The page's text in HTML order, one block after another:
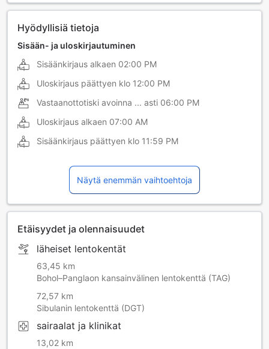
Hyödyllisiä tietoja
Sisään- ja uloskirjautuminen
Sisäänkirjaus alkaen 02:00 PM
Uloskirjaus päättyen klo 12:00 PM
Vastaanottotiski avoinna ... asti 06:00 PM
Uloskirjaus alkaen 07:00 AM
Sisäänkirjaus päättyen klo 11:59 PM
Näytä enemmän vaihtoehtoja
Etäisyydet ja olennaisuudet
läheiset lentokentät
63,45 km
Bohol–Panglaon kansainvälinen lentokenttä (TAG)
72,57 km
Sibulanin lentokenttä (DGT)
sairaalat ja klinikat
13,02 km